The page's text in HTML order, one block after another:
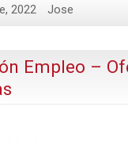
2022 Jose
Empleo –